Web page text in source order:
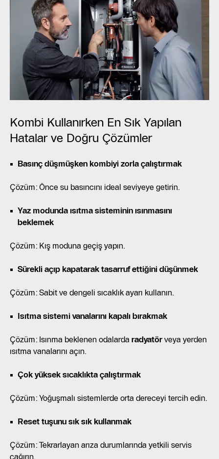
Kombi Kullanırken En Sık Yapılan
Hatalar ve Doğru Çözümler
Basınç düşmüşken kombiyi zorla çalıştırmak
Çözüm: Önce su basıncını ideal seviyeye getirin.
Yaz modunda ısıtma sisteminin ısınmasını
beklemek
Çözüm: Kış moduna geçiş yapın.
Sürekli açıp kapatarak tasarruf ettiğini düşünmek
Çözüm: Sabit ve dengeli sıcaklık ayarı kullanın.
Isıtma sistemi vanalarını kapalı bırakmak
Çözüm: Isınma beklenen odalardaradyatörveya yerden
ısıtma vanalarını açın.
Çok yüksek sıcaklıkta çalıştırmak
Çözüm: Yoğuşmalı sistemlerde orta dereceyi tercih edin.
Reset tuşunu sık sık kullanmak
Çözüm: Tekrarlayan arıza durumlarında yetkili servis
çağırın.